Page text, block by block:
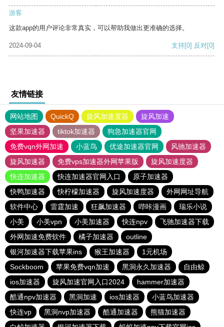
游客
这款app的用户评论非常真实，可以帮助我做出更准确的选择。
2024-09-04 支持[0] 反对[0]
友情链接
网站地图 QuickQ 旋风加速度器
旋风加速
坚果加速器
tiktok加速器
狗急加速器官网
免费vqn外网加速
小蓝鸟 优途加速器官网
风驰加速器
旋风加速器
免费vps加速器外网苹果版
旋风加速度器
快连加速器
快连加速器官网入口
原子加速器
快鸭加速器
快柠檬加速器 旋风加速度器
外网网址导航
软件中心
雷霆加速 狂飙加速器 哔咔漫画
瑞乐小说
小美
小美vpn 小美加速器 快连npv
飞驰加速器下载
外网加速免费软件
橘子加速器
outline
银河加速器下载苹果ins
猴王加速器
1元机场
Sockboom
苹果免费vqn加速 黑洞永久加速器
自由鲸
ios加速器
旋风加速官网入口2024
hammer加速器
酷通npv加速器
黑洞加速 ios加速器
小蓝鸟加速器
快连vp
黑洞nvp加速器 酷通加速器
熊猫加速器